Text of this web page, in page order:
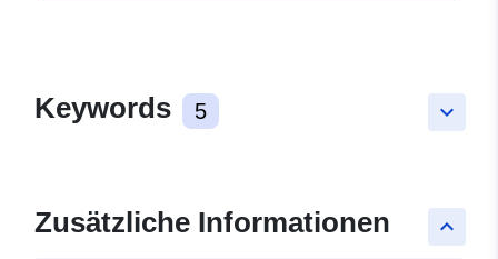
keyboard_arrow_down
Keywords 5
keyboard_arrow_up
Zusätzliche Informationen